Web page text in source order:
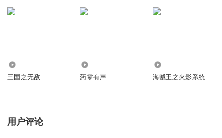
三国之无敌 药零有声 海贼王之火影系统
用户评论